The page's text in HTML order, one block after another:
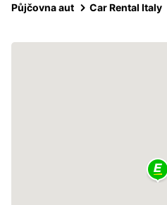
Půjčovna aut Car Rental Italy